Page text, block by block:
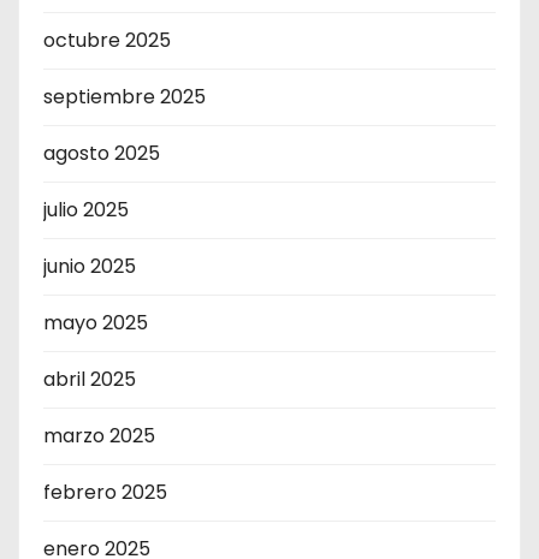
octubre 2025
septiembre 2025
agosto 2025
julio 2025
junio 2025
mayo 2025
abril 2025
marzo 2025
febrero 2025
enero 2025